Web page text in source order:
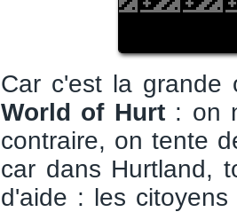
Car c'est la
World of Hurt: on
contraire, on tente
car dans Hurtland,
d'aide : les